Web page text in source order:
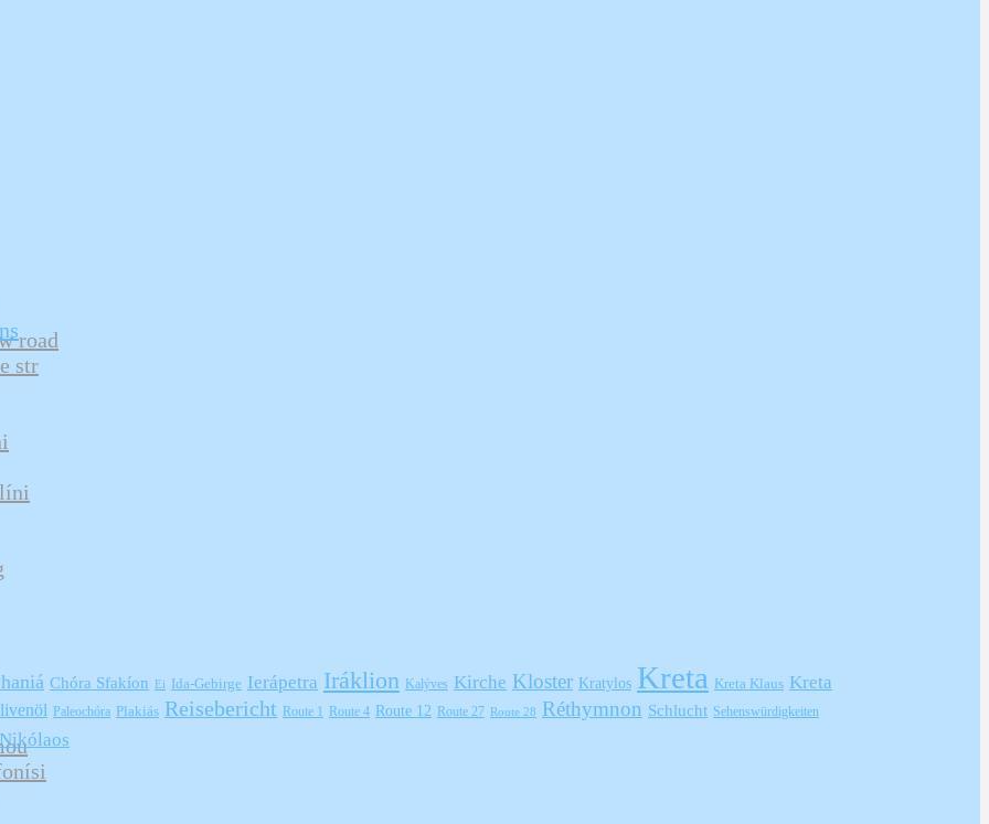
road
str
Chóra Sfakíon Ei Ida-Gebirge Ierápetra Iráklion Kalýves Kirche Kloster Kratylos Kreta Kreta Klaus Kreta
Paleochóra Plakiás Reisebericht Route 1 Route 4 Route 12 Route 27 Route 28 Réthymnon Schlucht Sehenswürdigkeiten